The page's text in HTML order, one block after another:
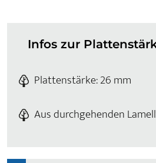
Infos zur
Plattenstärke: 26 mm
Aus durchgehenden